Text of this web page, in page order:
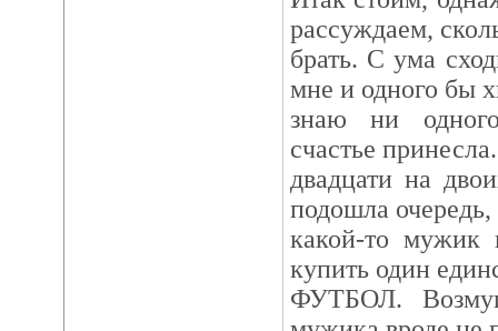
рассуждаем,
брать. C ума
мне и одного бы
знаю ни
счастье
двадцати на
подошла очередь,
какой-то мужик
купить один
ФУТБОЛ.